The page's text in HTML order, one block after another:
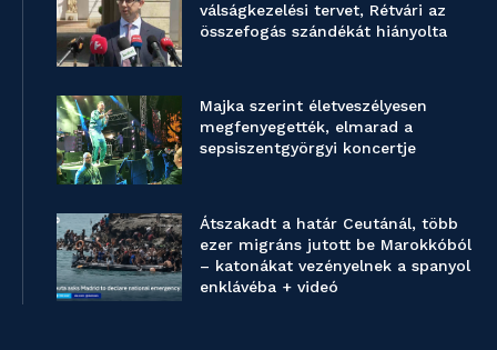
válságkezelési tervet, Rétvári az
összefogás szándékát hiányolta
Majka szerint életveszélyesen
megfenyegették, elmarad a
sepsiszentgyörgyi koncertje
Átszakadt a határ Ceutánál, több
ezer migráns jutott be Marokkóból
– katonákat vezényelnek a spanyol
enklávéba + videó